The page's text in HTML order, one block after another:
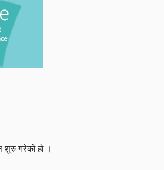
शुरु गरेको हो ।